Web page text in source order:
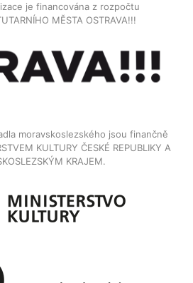
je financována z rozpočtu
MĚSTA OSTRAVA!!!
moravskoslezského jsou finančně
KULTURY ČESKÉ REPUBLIKY A
KRAJEM.